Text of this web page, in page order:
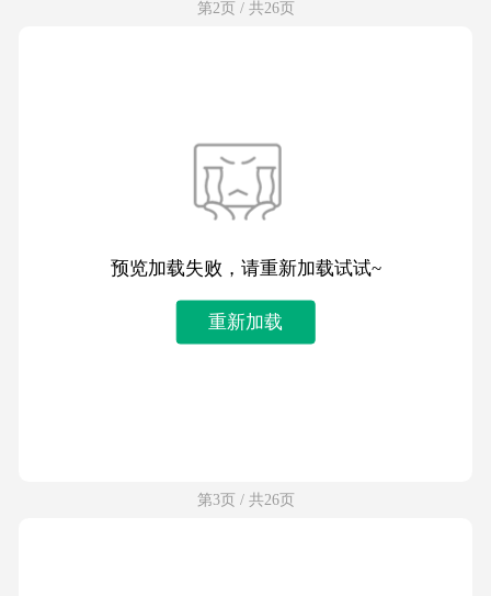
第2页 / 共26页
预览加载失败，请重新加载试试~
重新加载
第3页 / 共26页